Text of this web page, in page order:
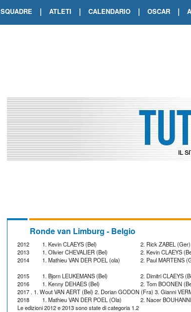
SQUADRE | ATLETI | CALENDARIO | OSCAR |
Ronde van Limburg - Belgio
2012 1. Kevin CLAEYS (Bel) 2. Rick ZABEL (Ger)
2013
1. Olivier CHEVALIER (Bel) 2. Kevin CLAEYS
2014
1. Mathieu VAN DER POEL (ola) 2. Paul MARTENS
2015
1. Bjorn LEUKEMANS (Bel) 2. Dimitri CLAEYS
2016
1. Kenny DEHAES (Bel) 2. Tom BOONEN
2017 . 1. Wout VAN AERT (Bel) 2. Dorian GODON (Fra) 3. Gianni
2018
1. Mathieu VAN DER POEL (Ola) 2. Nacer
Le edizioni 2012 e 2013 sono state di categoria 1.2